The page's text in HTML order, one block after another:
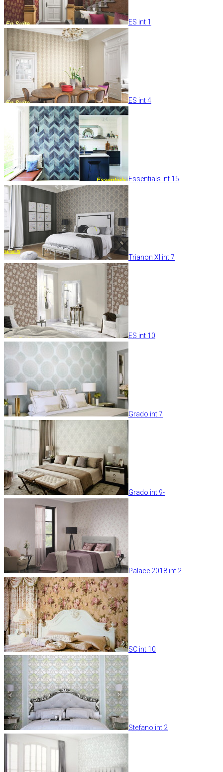
ES int 1
ES int 4
Essentials int 15
Trianon XI int 7
ES int 10
Grado int 7
Grado int 9-
Palace 2018 int 2
SC int 10
Stefano int 2